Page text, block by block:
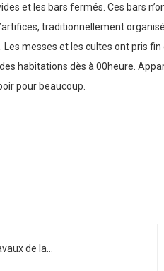
et les bars fermés. Ces bars
traditionnellement
Les messes et les cultes ont pris
habitations dès à 00heure.
pour beaucoup.
de la…